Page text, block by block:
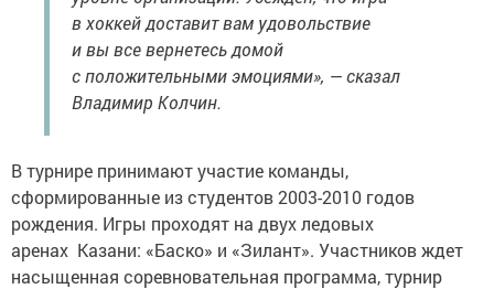
в хоккей доставит вам удовольствие
и вы все вернетесь домой
с положительными эмоциями», — сказал
Владимир Колчин.
В турнире принимают участие команды,
сформированные из студентов 2003-2010 годов
рождения. Игры проходят на двух ледовых
аренах Казани: «Баско» и «Зилант». Участников ждет
насыщенная соревновательная программа, турнир